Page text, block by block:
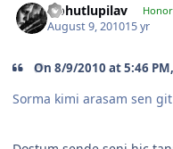
Nohutlupilav
August 9, 201015 yr
On 8/9/2010 at 5:46
Sorma kimi arasam sen